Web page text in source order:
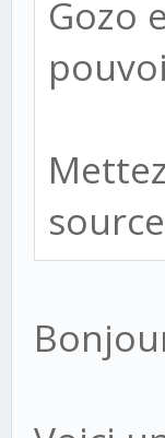
Gozo